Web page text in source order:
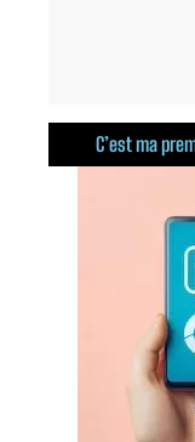
C’est ma